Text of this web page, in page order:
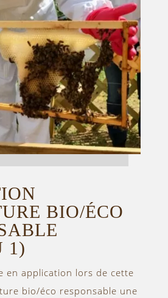
BIO/ÉCO
1)
en application lors de cette
bio/éco responsable une